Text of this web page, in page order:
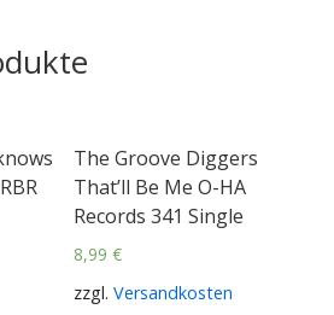
The Groove Diggers
That’ll Be Me O-HA
Records 341 Single
8,99 €
zzgl. Versandkosten